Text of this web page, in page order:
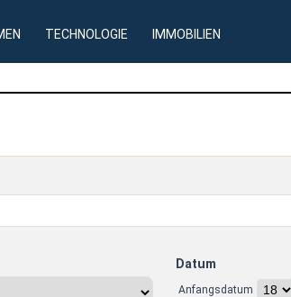
TECHNOLOGIE IMMOBILIEN
Datum
Anfangsdatum